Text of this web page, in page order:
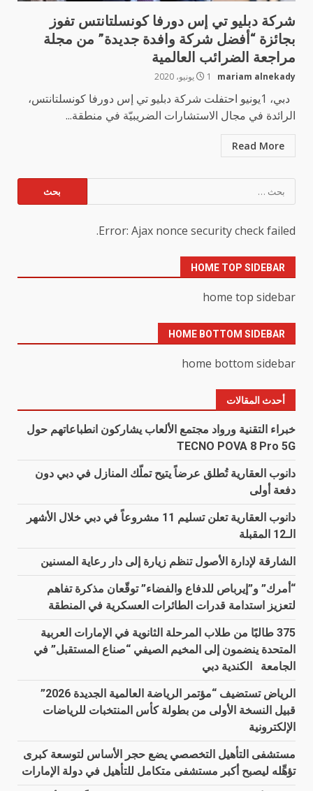
شركة دبليو تي إس دورفا كونسلتانتس تفوز
بجائزة “أفضل شركة وافدة جديدة” من مجلة
مراجعة الضرائب العالمية
mariam alnekady 1 يونيو، 2020
دبي، 1يونيو احتفلت شركة دبليو تي إس دورفا كونسلتانتس،
الرائدة في مجال الاستشارات الضريبيّة في منطقة...
Read More
عن:
Error: Ajax nonce security check failed.
HOME TOP SIDEBAR
home top sidebar
HOME BOTTOM SIDEBAR
home bottom sidebar
أحدث المقالات
خبراء التقنية ورواد مجتمع الألعاب يشاركون انطباعاتهم حول
TECNO POVA 8 Pro 5G
دانوب العقارية تُطلق عرضاً يتيح تملّك المنازل في دبي دون
دفعة أولى
دانوب العقارية تعلن تسليم 11 مشروعاً في دبي خلال الأشهر
الـ12 المقبلة
الشارقة لإدارة الأصول تنظم زيارة إلى دار رعاية المسنين
“أمرك” و”إيرباص للدفاع والفضاء” توقّعان مذكرة تفاهم
لتعزيز استدامة قدرات الطائرات العسكرية في المنطقة
375 طالبًا من طلاب المرحلة الثانوية في الإمارات العربية
المتحدة ينضمون إلى المخيم الصيفي “صناع المستقبل” في
الجامعة الكندية دبي
الرياض تستضيف “مؤتمر الرياضة العالمية الجديدة 2026”
قبيل النسخة الأولى من بطولة كأس المنتخبات للرياضات
الإلكترونية
مستشفى التأهيل التخصصي يضع حجر الأساس لتوسعة كبرى
تؤهِّله ليصبح أكبر مستشفى متكامل للتأهيل في دولة الإمارات